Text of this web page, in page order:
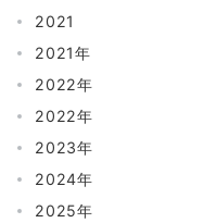
2021
2021年
2022年
2022年
2023年
2024年
2025年